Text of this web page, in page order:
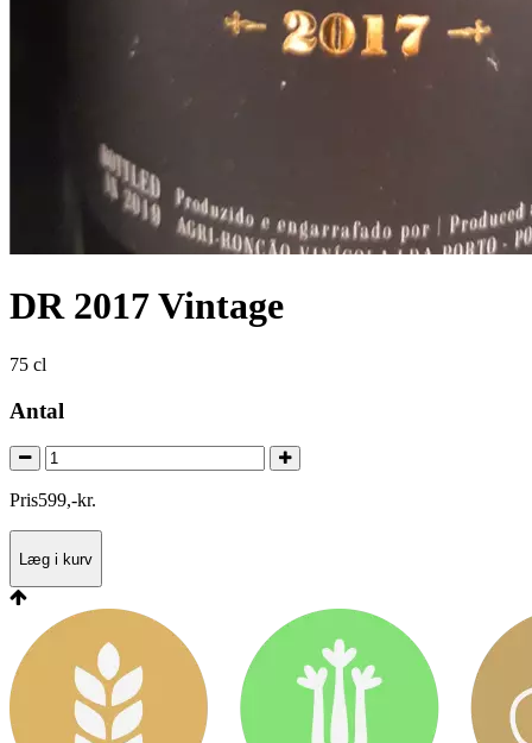
DR 2017 Vintage
75 cl
Antal
Pris599,-kr.
Læg i kurv